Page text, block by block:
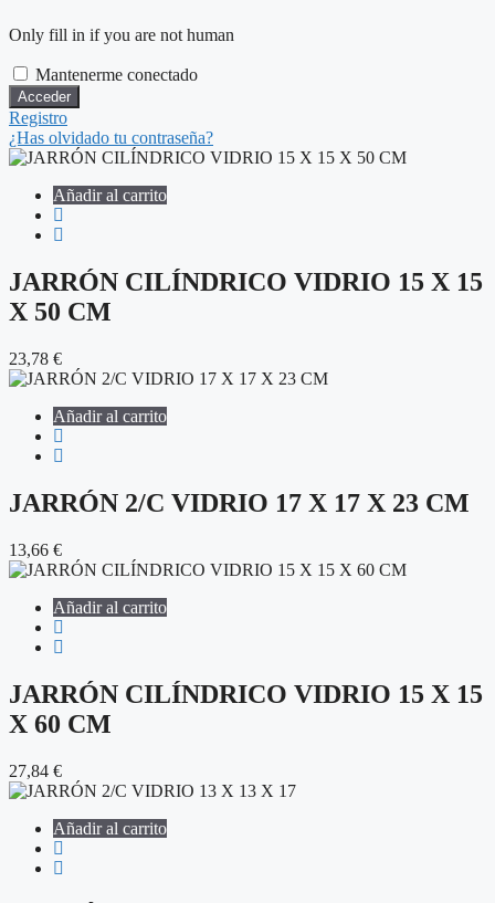
Only fill in if you are not human
Mantenerme conectado
Registro
¿Has olvidado tu contraseña?
Añadir al carrito
JARRÓN CILÍNDRICO VIDRIO 15 X 15
X 50 CM
23,78 €
Añadir al carrito
JARRÓN 2/C VIDRIO 17 X 17 X 23 CM
13,66 €
Añadir al carrito
JARRÓN CILÍNDRICO VIDRIO 15 X 15
X 60 CM
27,84 €
Añadir al carrito